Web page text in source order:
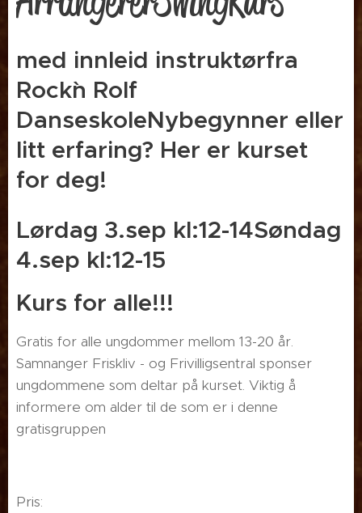
med innleid instruktørfra
Rock`n Rolf
DanseskoleNybegynner eller
litt erfaring? Her er kurset
for deg!
Lørdag 3.sep kl:12-14Søndag
4.sep kl:12-15
Kurs for alle!!!
Gratis for alle ungdommer mellom 13-20 år.
Samnanger Friskliv - og Frivilligsentral sponser
ungdommene som deltar på kurset. Viktig å
informere om alder til de som er i denne
gratisgruppen😊👍
Pris: